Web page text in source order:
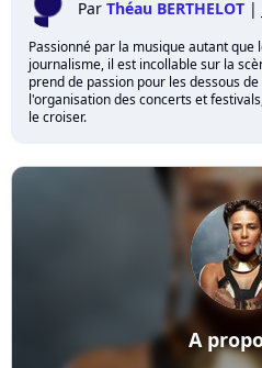
Par Théau BERTHELOT |
Passionné par la musique autant
journalisme, il est incollable sur la
prend de passion pour les dessous
l'organisation des concerts et
le croiser.
A